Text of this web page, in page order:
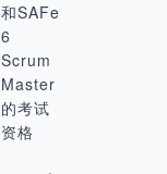
和SAFe
6
Scrum
Master
的考试
资格